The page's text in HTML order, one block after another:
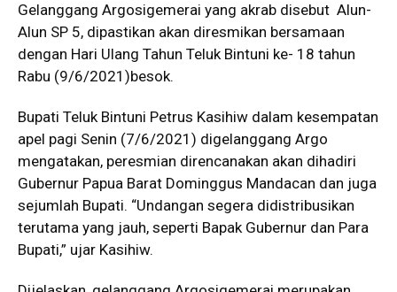
Gelanggang Argosigemerai yang akrab disebut Alun-
Alun SP 5, dipastikan akan diresmikan bersamaan
dengan Hari Ulang Tahun Teluk Bintuni ke- 18 tahun
Rabu (9/6/2021)besok.
Bupati Teluk Bintuni Petrus Kasihiw dalam kesempatan
apel pagi Senin (7/6/2021) digelanggang Argo
mengatakan, peresmian direncanakan akan dihadiri
Gubernur Papua Barat Dominggus Mandacan dan juga
sejumlah Bupati. “Undangan segera didistribusikan
terutama yang jauh, seperti Bapak Gubernur dan Para
Bupati,” ujar Kasihiw.